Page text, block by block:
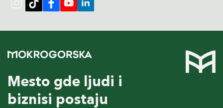
Mesto gde ljudi i
biznisi postaju